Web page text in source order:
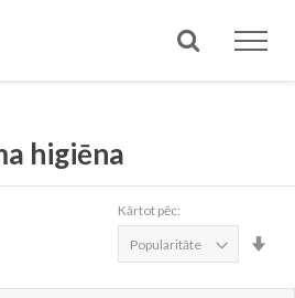
Meklēt
higiēna
Kārtot pēc: